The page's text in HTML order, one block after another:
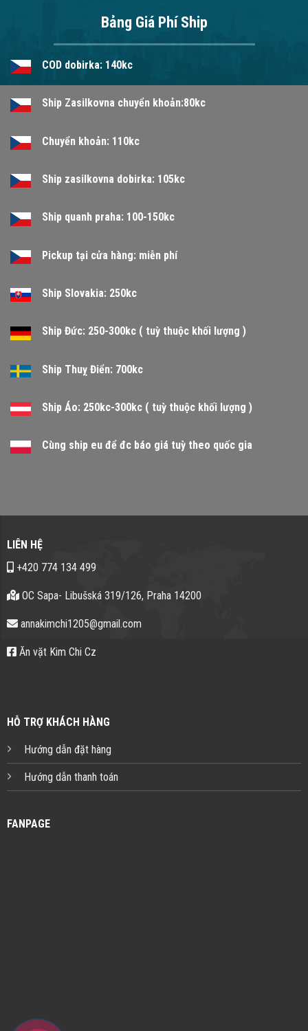
Bảng Giá Phí Ship
COD dobirka: 140kc
Ship Zasilkovna chuyển khoản:80kc
Chuyển khoản: 110kc
Ship zasilkovna dobirka: 105kc
Ship quanh praha: 100-150kc
Pickup tại cửa hàng: miễn phí
Ship Slovakia: 250kc
Ship Đức: 250-300kc ( tuỳ thuộc khối lượng )
Ship Thuỵ Điển: 700kc
Ship Áo: 250kc-300kc ( tuỳ thuộc khối lượng )
Cùng ship eu để đc báo giá tuỳ theo quốc gia
LIÊN HỆ
+420 774 134 499
OC Sapa- Libušská 319/126, Praha 14200
annakimchi1205@gmail.com
Ăn vặt Kim Chi Cz
HỖ TRỢ KHÁCH HÀNG
Hướng dẫn đặt hàng
Hướng dẫn thanh toán
FANPAGE